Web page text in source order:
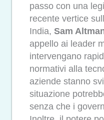
passo con una
recente vertice
India, Sam
appello ai leader
intervengano
normativi alla
aziende stanno
situazione
senza che i